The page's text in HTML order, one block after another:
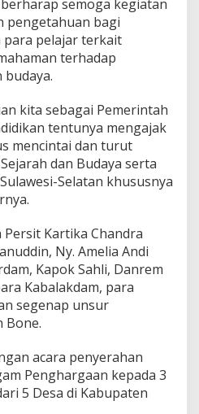
semoga kegiatan
pengetahuan bagi
para pelajar terkait
terhadap
kita sebagai Pemerintah
tentunya mengajak
mencintai dan turut
dan Budaya serta
Selatan khususnya
Persit Kartika Chandra
Ny. Amelia Andi
Kapok Sahli, Danrem
Kabalakdam, para
segenap unsur
Bone.
acara penyerahan
Penghargaan kepada 3
5 Desa di Kabupaten